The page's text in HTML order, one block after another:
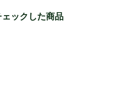
ックした商品